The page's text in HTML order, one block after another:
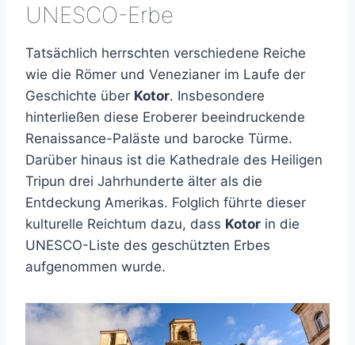
UNESCO-Erbe
Tatsächlich herrschten verschiedene Reiche
wie die Römer und Venezianer im Laufe der
Geschichte über Kotor. Insbesondere
hinterließen diese Eroberer beeindruckende
Renaissance-Paläste und barocke Türme.
Darüber hinaus ist die Kathedrale des Heiligen
Tripun drei Jahrhunderte älter als die
Entdeckung Amerikas. Folglich führte dieser
kulturelle Reichtum dazu, dass Kotor in die
UNESCO-Liste des geschützten Erbes
aufgenommen wurde.